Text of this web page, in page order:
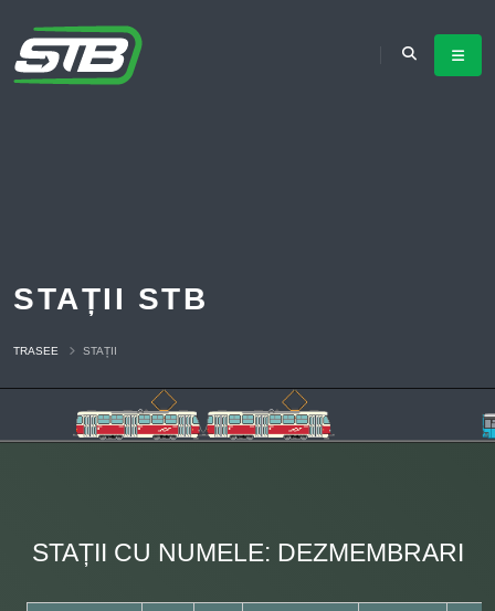
STAȚII STB
TRASEE STAȚII
STAȚII CU NUMELE: DEZMEMBRARI